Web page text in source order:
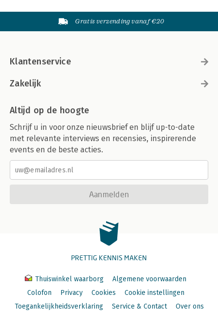
Gratis verzending vanaf €20
Klantenservice
Zakelijk
Altijd op de hoogte
Schrijf u in voor onze nieuwsbrief en blijf up-to-date
met relevante interviews en recensies, inspirerende
events en de beste acties.
Aanmelden
PRETTIG KENNIS MAKEN
Thuiswinkel waarborg
Algemene voorwaarden
Colofon
Privacy Cookies
Cookie instellingen
Toegankelijkheidsverklaring
Service & Contact Over ons